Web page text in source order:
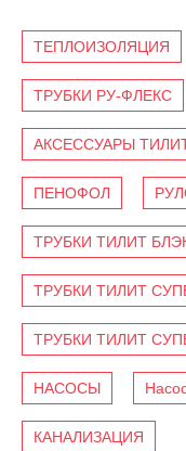
ТЕПЛОИЗОЛЯЦИЯ
ТРУБКИ РУ-ФЛЕКС
АКСЕССУАРЫ
ПЕНОФОЛ
ТРУБКИ ТИЛИТ
ТРУБКИ ТИЛИТ
ТРУБКИ ТИЛИТ
НАСОСЫ
КАНАЛИЗАЦИЯ